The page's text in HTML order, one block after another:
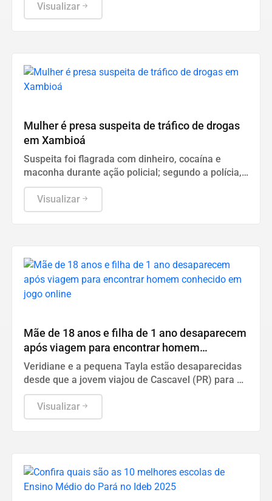
Visualizar
Mulher é presa suspeita de tráfico de drogas
em Xambioá
Suspeita foi flagrada com dinheiro, cocaína e
maconha durante ação policial; segundo a polícia,
ela já tinha passagem pelo mesmo crime
Visualizar
Mãe de 18 anos e filha de 1 ano desaparecem
após viagem para encontrar homem
conhecido em jogo online
Veridiane e a pequena Tayla estão desaparecidas
desde que a jovem viajou de Cascavel (PR) para o
litoral de São Paulo
Visualizar